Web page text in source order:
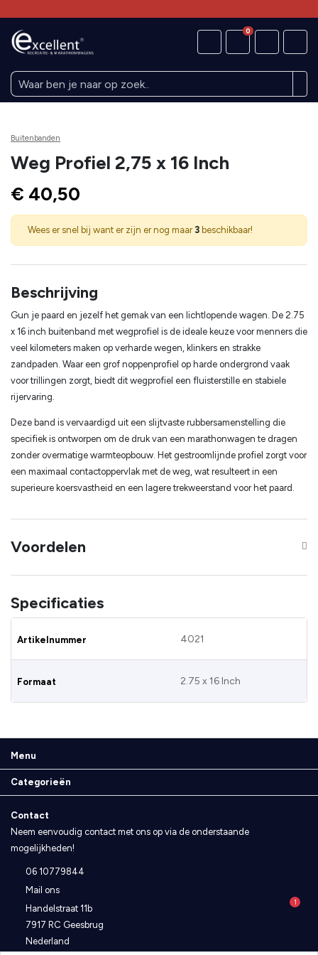
0
Buitenbanden
Weg Profiel 2,75 x 16 Inch
€ 40,50
Wees er snel bij want er zijn er nog maar3beschikbaar!
Beschrijving
Gun je paard en jezelf het gemak van een lichtlopende wagen. De 2.75
x 16 inch buitenband met wegprofiel is de ideale keuze voor menners die
veel kilometers maken op verharde wegen, klinkers en strakke
zandpaden. Waar een grof noppenprofiel op harde ondergrond vaak
voor trillingen zorgt, biedt dit wegprofiel een fluisterstille en stabiele
rijervaring.
Deze band is vervaardigd uit een slijtvaste rubbersamenstelling die
specifiek is ontworpen om de druk van een marathonwagen te dragen
zonder overmatige warmteopbouw. Het gestroomlijnde profiel zorgt voor
een maximaal contactoppervlak met de weg, wat resulteert in een
superieure koersvastheid en een lagere trekweerstand voor het paard.
Voordelen
Specificaties
Artikelnummer 4021
Formaat 2.75 x 16 Inch
1
Menu
Categorieën
Contact
Neem eenvoudig contact met ons op via de onderstaande
mogelijkheden!
06 10779844
Mail ons
Handelstraat 11b
7917 RC Geesbrug
Nederland